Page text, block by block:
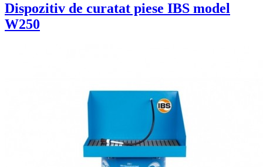
Dispozitiv de curatat piese IBS model
W250